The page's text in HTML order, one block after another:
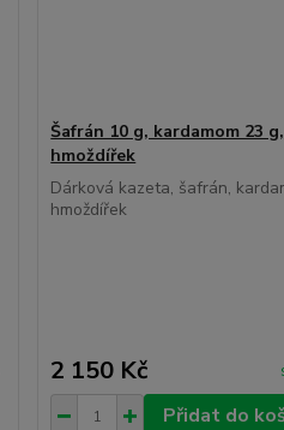
Šafrán 10 g, kardamom 23
hmoždířek
Dárková kazeta, šafrán,
hmoždířek
2 150 Kč
Přidat do